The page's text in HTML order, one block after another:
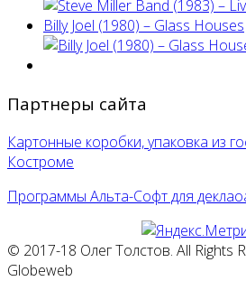
Billy Joel (1980) ‎– Glass Houses
Партнеры сайта
Картонные коробки, упаковка из
Костроме
Программы Альта-Софт для
© 2017-18 Олег Толстов. All Rights
Globeweb